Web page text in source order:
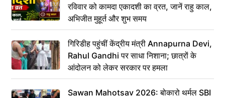
रविवार को कामदा एकादशी का व्रत, जानें राहु काल,
अभिजीत मुहूर्त और शुभ समय
गिरिडीह पहुंचीं केंद्रीय मंत्री Annapurna Devi,
Rahul Gandhi पर साधा निशाना; छात्रों के
आंदोलन को लेकर सरकार पर हमला
Sawan Mahotsav 2026: बोकारो थर्मल SBI